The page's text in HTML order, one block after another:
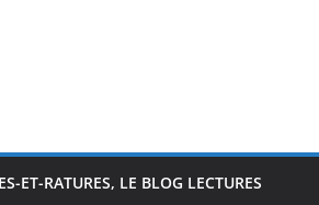
ET-RATURES, LE BLOG LECTURES